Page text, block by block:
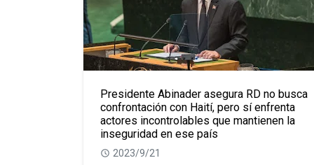
Presidente Abinader asegura RD no busca
confrontación con Haití, pero sí enfrenta
actores incontrolables que mantienen la
inseguridad en ese país
2023/9/21